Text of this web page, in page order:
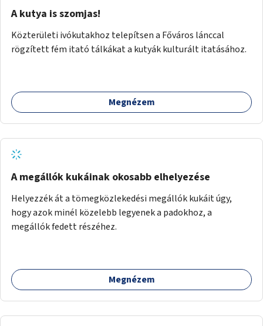
A kutya is szomjas!
Közterületi ivókutakhoz telepítsen a Főváros lánccal
rögzített fém itató tálkákat a kutyák kulturált itatásához.
Megnézem
A megállók kukáinak okosabb elhelyezése
Helyezzék át a tömegközlekedési megállók kukáit úgy,
hogy azok minél közelebb legyenek a padokhoz, a
megállók fedett részéhez.
Megnézem